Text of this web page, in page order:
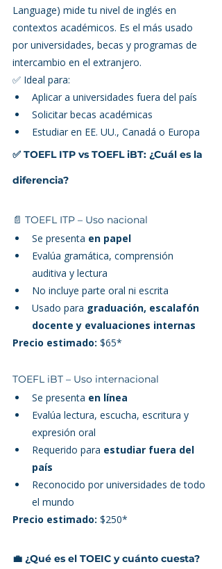
Language) mide tu nivel de inglés en
contextos académicos. Es el más usado
por universidades, becas y programas de
intercambio en el extranjero.
✅ Ideal para:
Aplicar a universidades fuera del país
Solicitar becas académicas
Estudiar en EE. UU., Canadá o Europa
✅ TOEFL ITP vs TOEFL iBT: ¿Cuál es la
diferencia?
📄 TOEFL ITP – Uso nacional
Se presenta en papel
Evalúa gramática, comprensión
auditiva y lectura
No incluye parte oral ni escrita
Usado para graduación, escalafón
docente y evaluaciones internas
Precio estimado: $65*
TOEFL iBT – Uso internacional
Se presenta en línea
Evalúa lectura, escucha, escritura y
expresión oral
Requerido para estudiar fuera del
país
Reconocido por universidades de todo
el mundo
Precio estimado: $250*
💼 ¿Qué es el TOEIC y cuánto cuesta?